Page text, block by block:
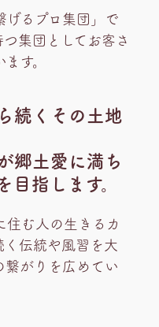
げるプロ集団」で
集団としてお客さ
す。
続くその土地
郷土愛に満ち
指します。
む人の生きるカ
く伝統や風習を大
がりを広めてい